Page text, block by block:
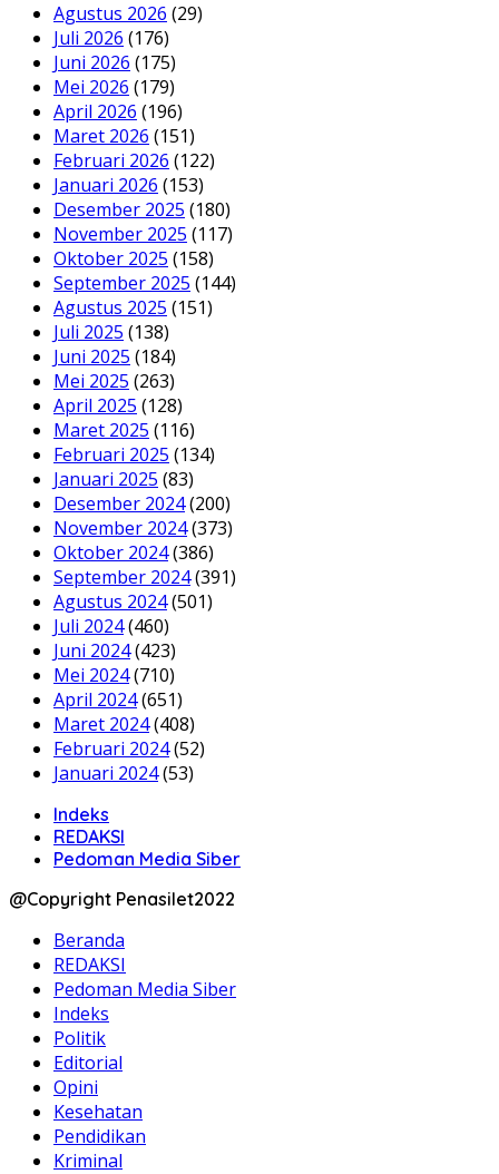
Agustus 2026 (29)
Juli 2026 (176)
Juni 2026 (175)
Mei 2026 (179)
April 2026 (196)
Maret 2026 (151)
Februari 2026 (122)
Januari 2026 (153)
Desember 2025 (180)
November 2025 (117)
Oktober 2025 (158)
September 2025 (144)
Agustus 2025 (151)
Juli 2025 (138)
Juni 2025 (184)
Mei 2025 (263)
April 2025 (128)
Maret 2025 (116)
Februari 2025 (134)
Januari 2025 (83)
Desember 2024(200)
November 2024(373)
Oktober 2024(386)
September 2024(391)
Agustus 2024(501)
Juli 2024(460)
Juni 2024(423)
Mei 2024(710)
April 2024(651)
Maret 2024(408)
Februari 2024(52)
Januari 2024(53)
Indeks
REDAKSI
Pedoman Media Siber
@Copyright Penasilet2022
Beranda
REDAKSI
Pedoman Media Siber
Indeks
Politik
Editorial
Opini
Kesehatan
Pendidikan
Kriminal